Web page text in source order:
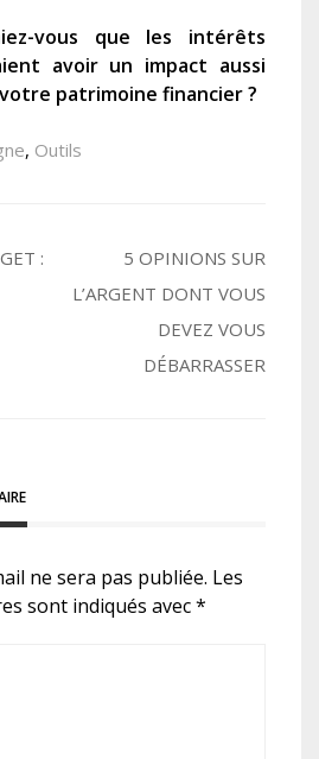
vous que les intérêts
avoir un impact aussi
patrimoine financier ?
, Outils
:
5 OPINIONS SUR
L’ARGENT DONT VOUS
DEVEZ VOUS
DÉBARRASSER
ne sera pas publiée. Les
sont indiqués avec*